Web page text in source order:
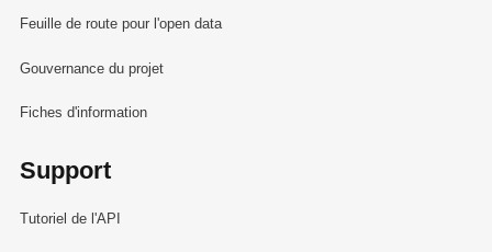
Feuille de route pour l'open data
Gouvernance du projet
Fiches d'information
Support
Tutoriel de l'API